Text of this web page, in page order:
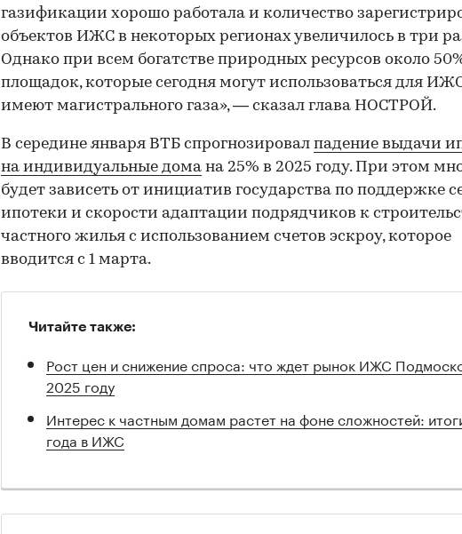
газификации хорошо работала и количество
объектов ИЖС в некоторых регионах увеличилось в три
Однако при всем богатстве природных ресурсов около
площадок, которые сегодня могут использоваться для
имеют магистрального газа», — сказал глава НОСТРОЙ.
В середине января ВТБ спрогнозировал падение выдачи
на индивидуальные дома на 25% в 2025 году. При этом
будет зависеть от инициатив государства по поддержке
ипотеки и скорости адаптации подрядчиков к
частного жилья с использованием счетов эскроу, которое
вводится с 1 марта.
Читайте также:
Рост цен и снижение спроса: что ждет рынок ИЖС
2025 году
Интерес к частным домам растет на фоне сложностей:
года в ИЖС